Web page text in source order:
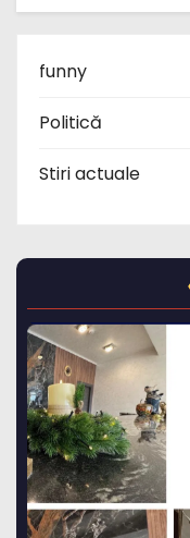
funny
Politică
Stiri actuale